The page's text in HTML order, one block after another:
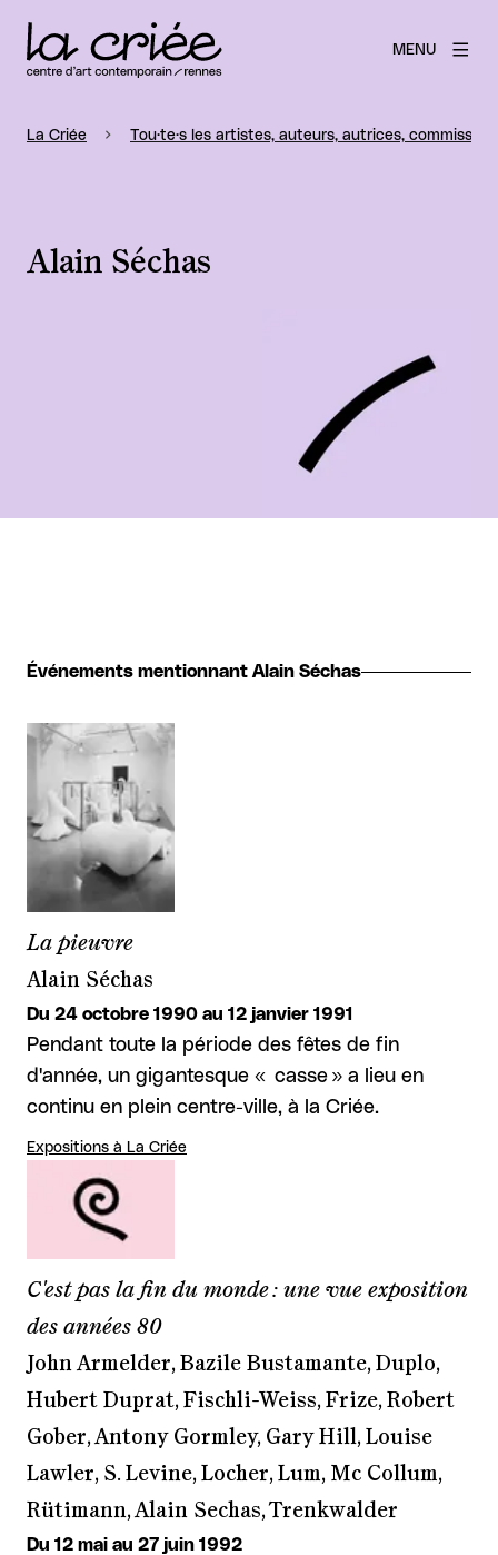
MENU
La Criée Tou·te·s les artistes, auteurs, autrices,
Alain Séchas
Événements mentionnant Alain Séchas
La pieuvre
Alain Séchas
Du 24 octobre 1990 au 12 janvier 1991
Pendant toute la période des fêtes de fin
d'année, un gigantesque « casse » a lieu en
continu en plein centre-ville, à la Criée.
Expositions à La Criée
C'est pas la fin du monde : une vue exposition
des années 80
John Armelder, Bazile Bustamante, Duplo,
Hubert Duprat, Fischli-Weiss, Frize, Robert
Gober, Antony Gormley, Gary Hill, Louise
Lawler, S. Levine, Locher, Lum, Mc Collum,
Rütimann, Alain Sechas, Trenkwalder
Du 12 mai au 27 juin 1992